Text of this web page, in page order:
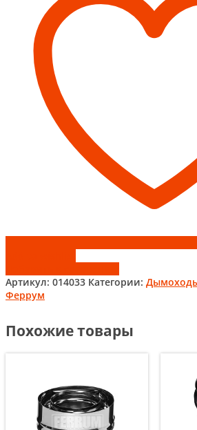
Артикул: 014033 Категории: Дымоходы
Феррум
Похожие товары